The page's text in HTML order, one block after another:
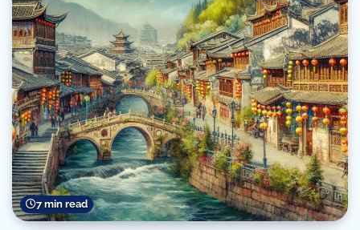
7 min read